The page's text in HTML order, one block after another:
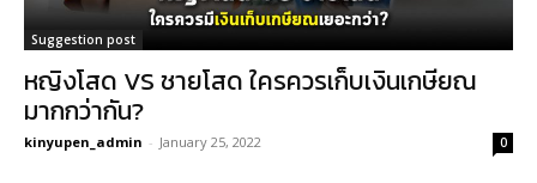
Suggestion post
หญิงโสด VS ชายโสด ใครควรเก็บเงินเกษียณ
มากกว่ากัน?
kinyupen_admin - January 25, 2022 0